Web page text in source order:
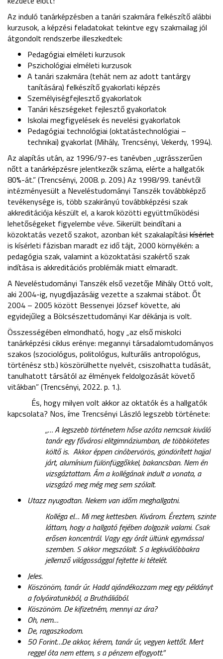
Az induló tanárképzésben a tanári szakmára felkészítő alábbi
kurzusok, a képzési feladatokat tekintve egy szakmailag jól
átgondolt rendszerbe illeszkedtek:
Pedagógiai elméleti kurzusok
Pszichológiai elméleti kurzusok
A tanári szakmára (tehát nem az adott tantárgy
tanítására) felkészítő gyakorlati képzés
Személyiségfejlesztő gyakorlatok
Tanári készségeket fejlesztő gyakorlatok
Iskolai megfigyelések és nevelési gyakorlatok
Pedagógiai technológiai (oktatástechnológiai –
technikai) gyakorlat (Mihály, Trencsényi, Vekerdy, 1994).
Az alapítás után, az 1996/97-es tanévben „ugrásszerűen
nőtt a tanárképzésre jelentkezők száma, elérte a hallgatók
80%-át.” (Trencsényi, 2008. p. 209.) Az 1998/99. tanévtől
intézményesült a Neveléstudományi Tanszék továbbképző
tevékenysége is, több szakirányú továbbképzési szak
akkreditációja készült el, a karok közötti együttműködési
lehetőségeket figyelembe véve. Sikerült beindítani a
közoktatás vezető szakot, azonban két szakalapításikísérlet
is kísérleti fázisban maradt ez idő tájt, 2000 környékén: a
pedagógia szak, valamint a közoktatási szakértő szak
indítása is akkreditációs problémák miatt elmaradt.
A Neveléstudományi Tanszék első vezetője Mihály Ottó volt,
aki 2004-ig, nyugdíjazásáig vezette a szakmai stábot. Őt
2004 – 2005 között Bessenyei József követte, aki
egyidejűleg a Bölcsészettudományi Kar dékánja is volt.
Összességében elmondható, hogy „az első miskolci
tanárképzési ciklus erénye: megannyi társadalomtudományos
szakos (szociológus, politológus, kulturális antropológus,
történész stb.) köszörülhette nyelvét, csiszolhatta tudását,
tanulhatott társától az élmények feldolgozását követő
vitákban” (Trencsényi, 2022. p. 1.).
És, hogy milyen volt akkor az oktatók és a hallgatók
kapcsolata? Nos, íme Trencsényi László legszebb története:
„… A legszebb történetem hőse azóta nemcsak kiváló
tanár egy fővárosi elitgimnáziumban, de többkötetes
költő is. Akkor éppen cinóbervörös, göndörített hajjal
járt, alumínium fülönfüggőkkel, bakancsban. Nem én
vizsgáztattam. Ám a kollégának indult a vonata, a
vizsgázó meg még meg sem szólalt.
Utazz nyugodtan. Nekem van időm meghallgatni.
Kolléga el… Mi meg kettesben. Kivárom. Éreztem, szinte
láttam, hogy a hallgató fejében dolgozik valami. Csak
erősen koncentrál. Vagy egy órát ültünk egymással
szemben. S akkor megszólalt. S a legkiválóbbakra
jellemző világossággal fejtette ki tételét.
Jeles.
Köszönöm, tanár úr. Hadd ajándékozzam meg egy példányt
a folyóiratunkból, a Brutháliából.
Köszönöm. De kifizetném, mennyi az ára?
Oh, nem…
De, ragaszkodom.
50 Forint…De akkor, kérem, tanár úr, vegyen kettőt. Mert
reggel óta nem ettem, s a pénzem elfogyott.”